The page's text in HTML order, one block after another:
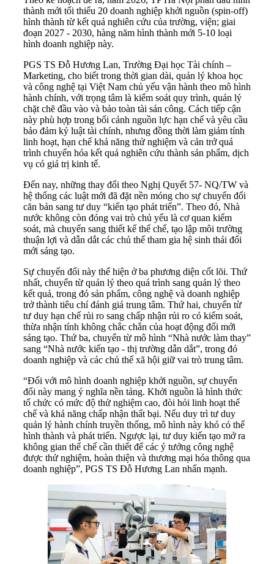
thành mới tối thiểu 20 doanh nghiệp khởi nguồn (spin-off)
hình thành từ kết quả nghiên cứu của trường, viện; giai
đoạn 2027 - 2030, hàng năm hình thành mới 5-10 loại
hình doanh nghiệp này.
PGS TS Đỗ Hương Lan, Trường Đại học Tài chính –
Marketing, cho biết trong thời gian dài, quản lý khoa học
và công nghệ tại Việt Nam chủ yếu vận hành theo mô hình
hành chính, với trọng tâm là kiểm soát quy trình, quản lý
chặt chẽ đầu vào và bảo toàn tài sản công. Cách tiếp cận
này phù hợp trong bối cảnh nguồn lực hạn chế và yêu cầu
bảo đảm kỷ luật tài chính, nhưng đồng thời làm giảm tính
linh hoạt, hạn chế khả năng thử nghiệm và cản trở quá
trình chuyển hóa kết quả nghiên cứu thành sản phẩm, dịch
vụ có giá trị kinh tế.
Đến nay, những thay đổi theo Nghị Quyết 57- NQ/TW và
hệ thống các luật mới đã đặt nền móng cho sự chuyển đổi
căn bản sang tư duy “kiến tạo phát triển”. Theo đó, Nhà
nước không còn đóng vai trò chủ yếu là cơ quan kiểm
soát, mà chuyển sang thiết kế thể chế, tạo lập môi trường
thuận lợi và dẫn dắt các chủ thể tham gia hệ sinh thái đổi
mới sáng tạo.
Sự chuyển đổi này thể hiện ở ba phương diện cốt lõi. Thứ
nhất, chuyển từ quản lý theo quá trình sang quản lý theo
kết quả, trong đó sản phẩm, công nghệ và doanh nghiệp
trở thành tiêu chí đánh giá trung tâm. Thứ hai, chuyển từ
tư duy hạn chế rủi ro sang chấp nhận rủi ro có kiểm soát,
thừa nhận tính không chắc chắn của hoạt động đổi mới
sáng tạo. Thứ ba, chuyển từ mô hình “Nhà nước làm thay”
sang “Nhà nước kiến tạo - thị trường dẫn dắt”, trong đó
doanh nghiệp và các chủ thể xã hội giữ vai trò trung tâm.
“Đối với mô hình doanh nghiệp khởi nguồn, sự chuyển
đổi này mang ý nghĩa nền tảng. Khởi nguồn là hình thức
tổ chức có mức độ thử nghiệm cao, đòi hỏi linh hoạt thể
chế và khả năng chấp nhận thất bại. Nếu duy trì tư duy
quản lý hành chính truyền thống, mô hình này khó có thể
hình thành và phát triển. Ngược lại, tư duy kiến tạo mở ra
không gian thể chế cần thiết để các ý tưởng công nghệ
được thử nghiệm, hoàn thiện và thương mại hóa thông qua
doanh nghiệp”, PGS TS Đỗ Hương Lan nhấn mạnh.